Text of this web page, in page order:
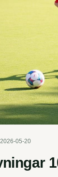
2026-05-20